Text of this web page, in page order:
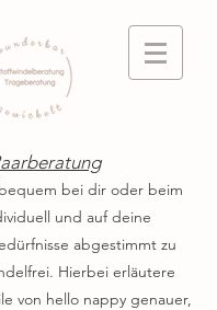
bei dir oder beim
und auf deine
abgestimmt zu
Hierbei erläutere
von hello nappy genauer,